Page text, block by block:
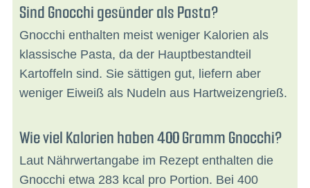
Sind Gnocchi gesünder als Pasta?
Gnocchi enthalten meist weniger Kalorien als
klassische Pasta, da der Hauptbestandteil
Kartoffeln sind. Sie sättigen gut, liefern aber
weniger Eiweiß als Nudeln aus Hartweizengrieß.
Wie viel Kalorien haben 400 Gramm Gnocchi?
Laut Nährwertangabe im Rezept enthalten die
Gnocchi etwa 283 kcal pro Portion. Bei 400